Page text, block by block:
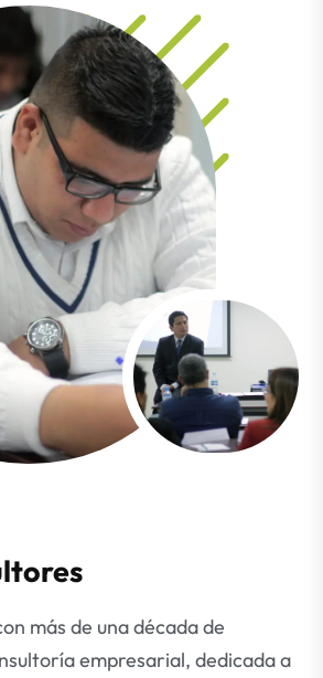
más de una década de
empresarial, dedicada a